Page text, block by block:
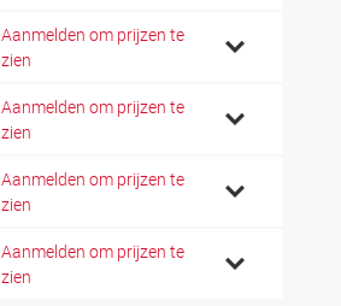
Aanmelden om prijzen te
zien
Aanmelden om prijzen te
zien
Aanmelden om prijzen te
zien
Aanmelden om prijzen te
zien